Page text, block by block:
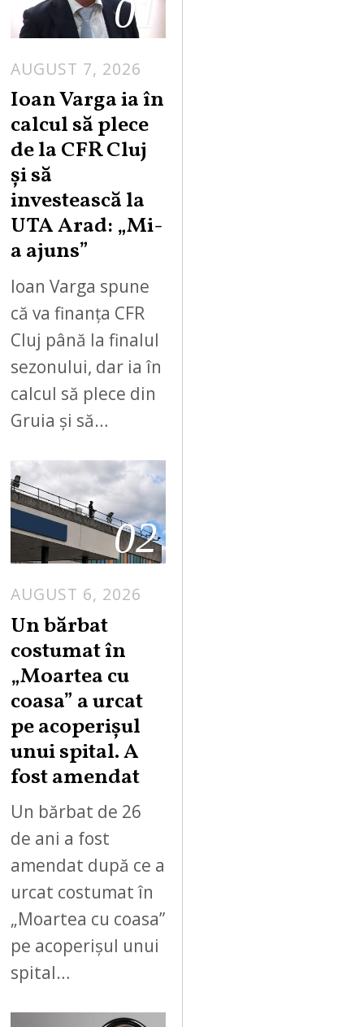
01
AUGUST 7, 2026
Ioan Varga ia în
calcul să plece
de la CFR Cluj
și să
investească la
UTA Arad: „Mi-
a ajuns”
Ioan Varga spune
că va finanța CFR
Cluj până la finalul
sezonului, dar ia în
calcul să plece din
Gruia și să…
02
AUGUST 6, 2026
Un bărbat
costumat în
„Moartea cu
coasa” a urcat
pe acoperișul
unui spital. A
fost amendat
Un bărbat de 26
de ani a fost
amendat după ce a
urcat costumat în
„Moartea cu coasa”
pe acoperișul unui
spital…